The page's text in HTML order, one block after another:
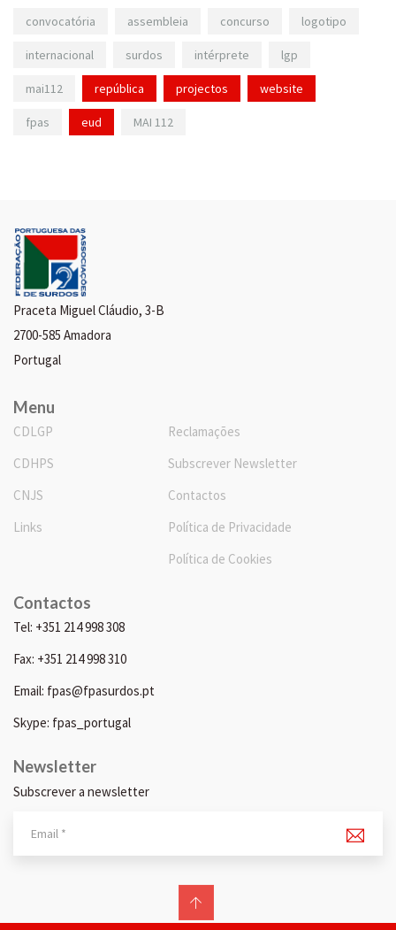
convocatória assembleia concurso logotipo
internacional surdos intérprete lgp
mai112 república projectos website
fpas eud MAI 112
Praceta Miguel Cláudio, 3-B
2700-585 Amadora
Portugal
Menu
CDLGP
CDHPS
CNJS
Links
Reclamações
Subscrever Newsletter
Contactos
Política de Privacidade
Política de Cookies
Contactos
Tel: +351 214 998 308
Fax: +351 214 998 310
Email: fpas@fpasurdos.pt
Skype: fpas_portugal
Newsletter
Subscrever a newsletter